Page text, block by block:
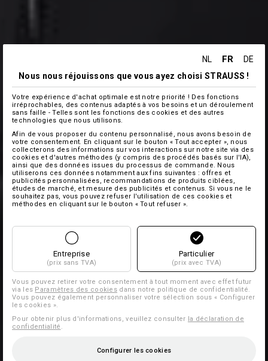
NL FR
DE
Nous nous réjouissons que vous ayez choisi STRAUSS !
Votre expérience d'achat optimale est notre priorité ! Des fonctions
irréprochables, des contenus adaptés à vos besoins et un déroulement
sans faille - Telles sont les fonctions des cookies et des autres
technologies que nous utilisons.
Afin de vous proposer du contenu personnalisé, nous avons besoin de
votre consentement. En cliquant sur le bouton « Tout accepter », nous
collecterons des informations sur vos interactions sur notre site via des
cookies et d'autres méthodes (y compris des procédés basés sur l'IA),
ainsi que des données issues du processus de commande. Nous
utiliserons ces données notamment aux fins suivantes : offres et
publicités personnalisées, recommandations de produits ciblées,
études de marché, et mesure des publicités et contenus. Si vous ne le
souhaitez pas, vous pouvez refuser l'utilisation de ces cookies et
méthodes en cliquant sur le bouton « Tout refuser ».
Entreprise
(prix sans TVA)
Particulier
(prix avec TVA)
Vous pouvez retirer votre consentement à tout moment avec effet futur
via les Paramètres des cookies dans notre politique de confidentialité.
Vous pouvez également personnaliser votre sélection sous « Configurer
les cookies ».
Pour obtenir plus d'informations, veuillez consulter la déclaration de
confidentialité
Configurer les cookies